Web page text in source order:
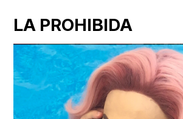
LA PROHIBIDA